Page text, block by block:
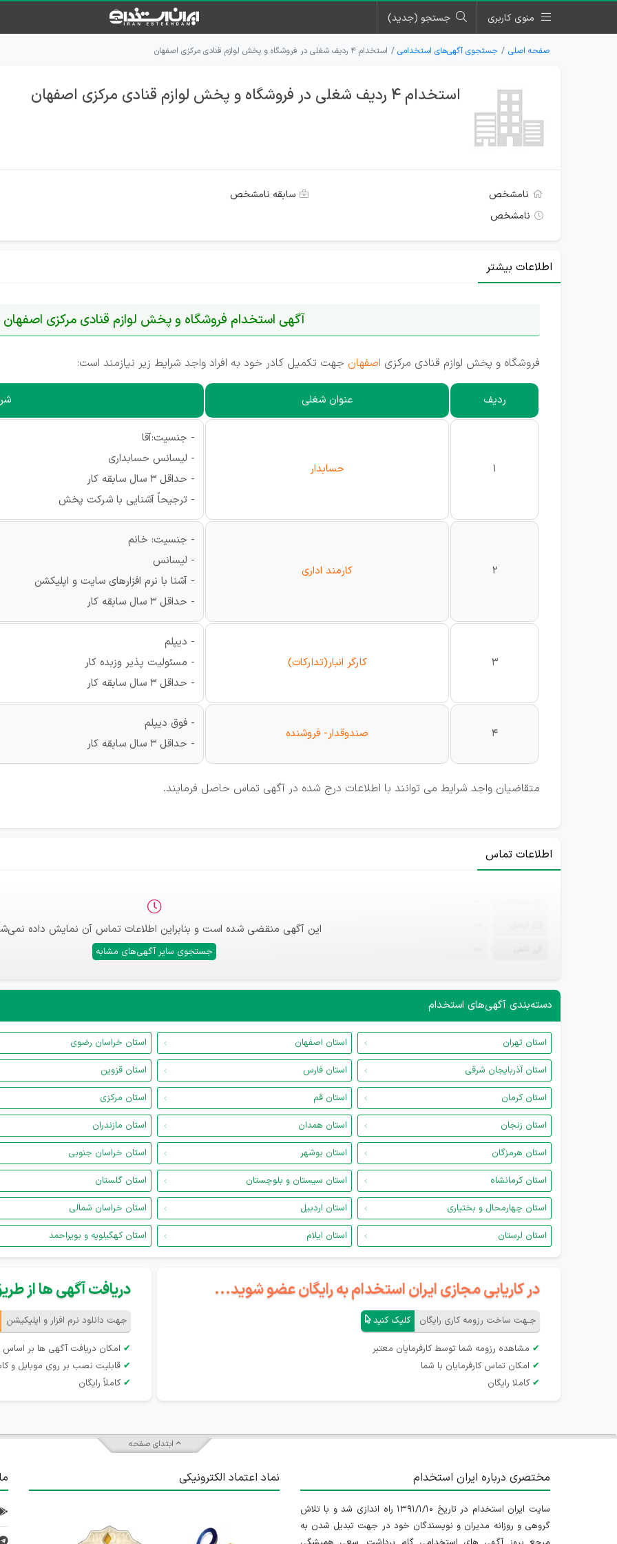
منوی کاربری جستجو (جدید)
صفحه اصلی جستجوی آگهی‌های استخدامی استخدام ۴ ردیف شغلی در فروشگاه و پخش لوازم قنادی مرکزی اصفهان
استخدام ۴ ردیف شغلی در فروشگاه و پخش لوازم قنادی مرکزی اصفهان
نامشخص
سابقه نامشخص
نامشخص
اطلاعات بیشتر
آگهی استخدام فروشگاه و پخش لوازم قنادی مرکزی اصفهان
فروشگاه و پخش لوازم قنادی مرکزی اصفهان جهت تکمیل کادر خود به افراد واجد شرایط زیر نیازمند است:
ردیف عنوان شغلی
1 حسابدار
- جنسیت:آقا
- لیسانس حسابداری
- حداقل 3 سال سابقه کار
- ترجیحاً آشنایی با شرکت پخش
2 کارمند اداری
- جنسیت: خانم
- لیسانس
- آشنا با نرم افزارهای سایت و اپلیکشن
- حداقل 3 سال سابقه کار
3 کارگر انبار(تدارکات)
- دیپلم
- مسئولیت پذیر وزبده کار
- حداقل 3 سال سابقه کار
4 صندوقدار- فروشنده
- فوق دیپلم
- حداقل 3 سال سابقه کار
متقاضیان واجد شرایط می توانند با اطلاعات درج شده در آگهی تماس حاصل فرمایند.
اطلاعات تماس
این آگهی منقضی شده است و بنابراین اطلاعات تماس آن نمایش داده
جستجوی سایر آگهی‌های مشابه
دسته‌بندی آگهی‌های استخدام
استان تهران استان اصفهان استان خراسان رضوی
استان آذربایجان شرقی
استان فارس استان قزوین
استان کرمان
استان قم استان مرکزی
استان زنجان
استان همدان استان مازندران
استان هرمزگان
استان بوشهر استان خراسان جنوبی
استان کرمانشاه
استان سیستان و بلوچستان استان گلستان
استان چهارمحال و بختیاری
استان اردبیل استان خراسان شمالی
استان لرستان
استان ایلام استان کهگیلویه و بویراحمد
در کاریابی مجازی ایران استخدام به رایگان عضو شوید...
جـهت ساخت رزومه کاری رایگان کلیک کنید
✔ مشاهده رزومه شما توسط کارفرمایان معتبر
✔ امکان تماس کارفرمایان با شما
✔ کاملا رایگان
دریافت آگهی ها از
جهت دانلود نرم افزار و اپلیکیشن
✔ امکان دریافت آگهی ها بر
✔ قابلیت نصب بر روی موبایل و
✔ کاملاً رایگان
ابتدای صفحه
مختصری درباره ایران استخدام
سایت ایران استخدام در تاریخ ۱۳۹۱/۱/۱۰ راه اندازی شد و با تلاش
گروهی و روزانه مدیران و نویسندگان خود در جهت تبدیل شدن به
نماد اعتماد الکترونیکی